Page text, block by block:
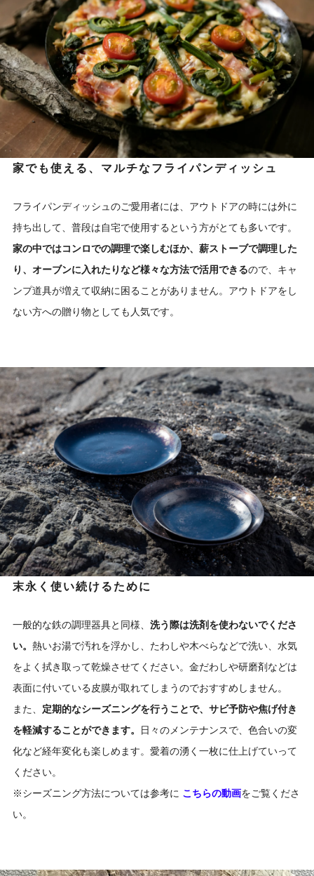
家でも使える、マルチなフライパンディッシュ
フライパンディッシュのご愛用者には、アウトドアの時には外に
持ち出して、普段は自宅で使用するという方がとても多いです。
家の中ではコンロでの調理で楽しむほか、薪ストーブで調理した
り、オーブンに入れたりなど様々な方法で活用できるので、キャ
ンプ道具が増えて収納に困ることがありません。アウトドアをし
ない方への贈り物としても人気です。
末永く使い続けるために
一般的な鉄の調理器具と同様、 洗う際は洗剤を使わないでくださ
い。 熱いお湯で汚れを浮かし、たわしや木べらなどで洗い、水気
をよく拭き取って乾燥させてください。金だわしや研磨剤などは
表面に付いている皮膜が取れてしまうのでおすすめしません。
また、 定期的なシーズニングを行うことで、サビ予防や焦げ付き
を軽減することができます。
日々のメンテナンスで、色合いの変
化など経年変化も楽しめます。愛着の湧く一枚に仕上げていって
ください。
※シーズニング方法については参考に こちらの動画をご覧くださ
い。